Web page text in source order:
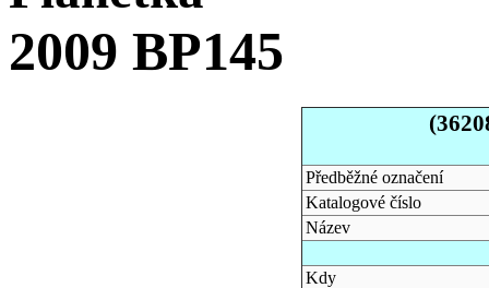
2009 BP145
Předběžné označení
Katalogové číslo
Název
Kdy